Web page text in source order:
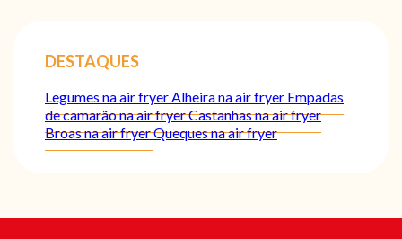
DESTAQUES
Legumes na air fryer Alheira na air fryer Empadas
de camarão na air fryerCastanhas na air fryer
Broas na air fryerQueques na air fryer